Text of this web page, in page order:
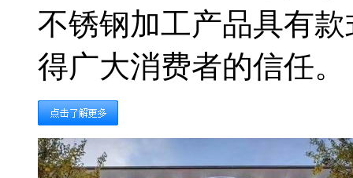
不锈钢加工产品具有
得广大消费者的信任。